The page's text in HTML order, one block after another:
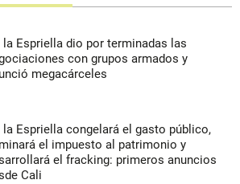
la Espriella dio por terminadas las
con grupos armados y
megacárceles
la Espriella congelará el gasto público,
el impuesto al patrimonio y
el fracking: primeros anuncios
Cali